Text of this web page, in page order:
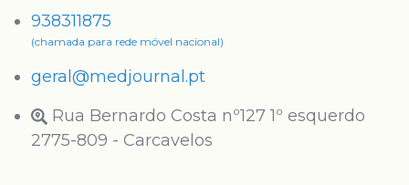
938311875
(chamada para rede móvel nacional)
geral@medjournal.pt
Rua Bernardo Costa nº127 1º esquerdo
2775-809 - Carcavelos